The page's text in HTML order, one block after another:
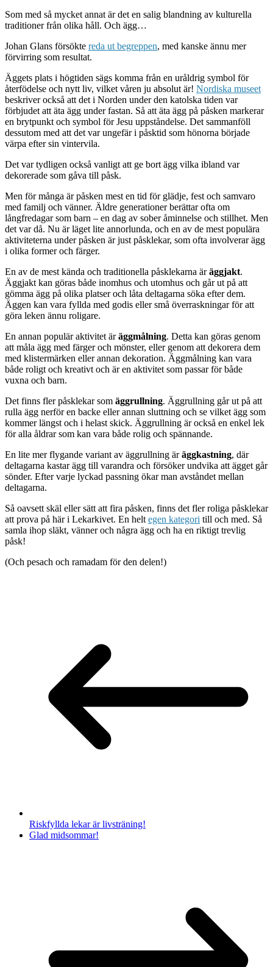
Som med så mycket annat är det en salig blandning av kulturella
traditioner från olika håll. Och ägg…
Johan Glans försökte reda ut begreppen, med kanske ännu mer
förvirring som resultat.
Äggets plats i högtiden sägs komma från en uråldrig symbol för
återfödelse och nytt liv, vilket våren ju absolut är! Nordiska museet
beskriver också att det i Norden under den katolska tiden var
förbjudet att äta ägg under fastan. Så att äta ägg på påsken markerar
en brytpunkt och symbol för Jesu uppståndelse. Det sammanföll
dessutom med att det var ungefär i påsktid som hönorna började
värpa efter sin vintervila.
Det var tydligen också vanligt att ge bort ägg vilka ibland var
dekorerade som gåva till påsk.
Men för många är påsken mest en tid för glädje, fest och samvaro
med familj och vänner. Äldre generationer berättar ofta om
långfredagar som barn – en dag av sober åminnelse och stillhet. Men
det var då. Nu är läget lite annorlunda, och en av de mest populära
aktiviteterna under påsken är just påsklekar, som ofta involverar ägg
i olika former och färger.
En av de mest kända och traditionella påsklekarna äräggjakt.
Äggjakt kan göras både inomhus och utomhus och går ut på att
gömma ägg på olika platser och låta deltagarna söka efter dem.
Äggen kan vara fyllda med godis eller små överraskningar för att
göra leken ännu roligare.
En annan populär aktivitet äräggmålning. Detta kan göras genom
att måla ägg med färger och mönster, eller genom att dekorera dem
med klistermärken eller annan dekoration. Äggmålning kan vara
både roligt och kreativt och är en aktivitet som passar för både
vuxna och barn.
Det finns fler påsklekar som äggrullning. Äggrullning går ut på att
rulla ägg nerför en backe eller annan sluttning och se vilket ägg som
kommer längst och i helast skick. Äggrullning är också en enkel lek
för alla åldrar som kan vara både rolig och spännande.
En lite mer flygande variant av äggrullning äräggkastning, där
deltagarna kastar ägg till varandra och försöker undvika att ägget går
sönder. Efter varje lyckad passning ökar man avståndet mellan
deltagarna.
Så oavsett skäl eller sätt att fira påsken, finns det fler roliga påsklekar
att prova på här i Lekarkivet. En helt egen kategori till och med. Så
samla ihop släkt, vänner och några ägg och ha en riktigt trevlig
påsk!
(Och pesach och ramadam för den delen!)
Riskfyllda lekar är livsträning!
Glad midsommar!